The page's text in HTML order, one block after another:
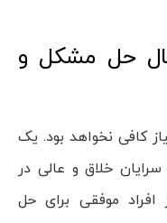
حل مشکل و
کافی نخواهد بود. یک
خلاق و عالی در
موفقی برای حل